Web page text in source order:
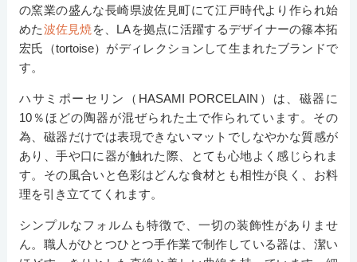
の窯業の盛んな長崎県波佐見町にて江戸時代より作られ始
めた波佐見焼を、LAを拠点に活躍するデザイナーの篠本拓
宏氏（tortoise）がディレクションして生まれたブランドで
す。
ハサミポーセリン（HASAMI PORCELAIN）は、磁器に
10％ほどの陶器が混ぜられた土で作られています。その
為、磁器だけでは表現できないマットでしなやかな質感が
あり、手や口に器が触れた際、とても心地よく感じられま
す。その風合いと色彩はどんな食材とも相性が良く、お料
理を引き立ててくれます。
シンプルなフォルムも特徴で、一切の装飾性がありませ
ん。職人がひとつひとつ手作業で制作している器は、潔い